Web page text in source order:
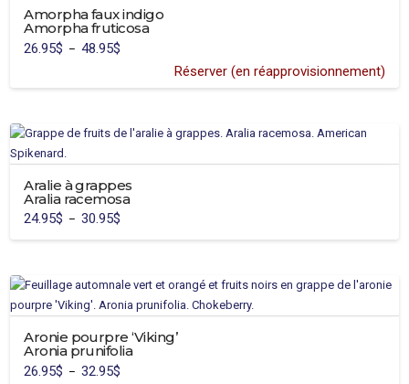
Amorpha faux indigo
Amorpha fruticosa
26.95$ – 48.95$
à
Réserver (en réapprovisionnement)
Aralie à grappes
Aralia racemosa
24.95$ – 30.95$
prix :
a
plusieurs
variations.
Les
options
peuvent
Aronie pourpre ‘Viking’
Aronia prunifolia
26.95$ – 32.95$